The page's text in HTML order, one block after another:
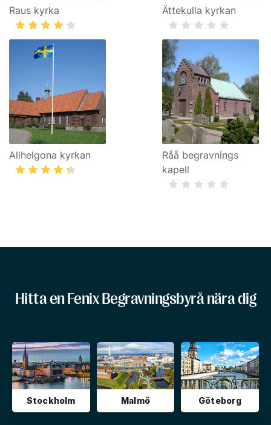
Raus kyrka Ättekulla kyrkan
Allhelgona kyrkan
Råå begravnings
kapell
Hitta en Fenix Begravningsbyrå nära dig
Stockholm Malmö Göteborg